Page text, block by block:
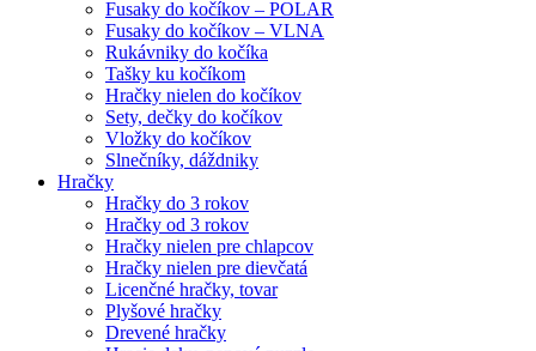
Fusaky do kočíkov – POLAR
Fusaky do kočíkov – VLNA
Rukávniky do kočíka
Tašky ku kočíkom
Hračky nielen do kočíkov
Sety, dečky do kočíkov
Vložky do kočíkov
Slnečníky, dáždniky
Hračky
Hračky do 3 rokov
Hračky od 3 rokov
Hračky nielen pre chlapcov
Hračky nielen pre dievčatá
Licenčné hračky, tovar
Plyšové hračky
Drevené hračky